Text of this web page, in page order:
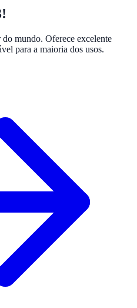
mundo. Oferece excelente
para a maioria dos usos.